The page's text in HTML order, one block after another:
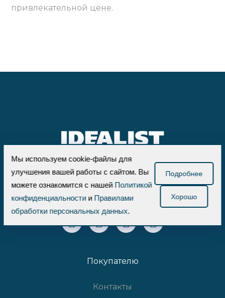
привлекательной цене.
2026 г. Все права защищены. © ООО
Проплантерс.
Покупателю
Контакты
Мы используем cookie-файлы для
улучшения вашей работы с сайтом. Вы
можете ознакомится с нашей Политикой
конфиденциальностии Правилами
обработки персональных данных.
Подробнее
Хорошо